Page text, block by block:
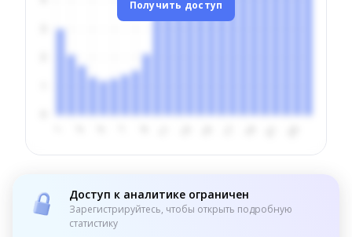
Получить доступ
Доступ к аналитике ограничен
Зарегистрируйтесь, чтобы открыть подробную
статистику